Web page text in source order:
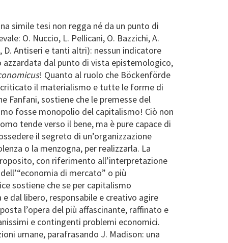
simile tesi non regga né da un punto di
O. Nuccio, L. Pellicani, O. Bazzichi, A.
D. Antiseri e tanti altri): nessun indicatore
azzardata dal punto di vista epistemologico,
! Quanto al ruolo che Böckenförde
criticato il materialismo e tutte le forme di
Fanfani, sostiene che le premesse del
fosse monopolio del capitalismo! Ciò non
tende verso il bene, ma è pure capace di
il segreto di un’organizzazione
o la menzogna, per realizzarla. La
con riferimento all’interpretazione
di mercato” o più
sostiene che se per capitalismo
dal libero, responsabile e creativo agire
l’opera del più affascinante, raffinato e
e contingenti problemi economici.
umane, parafrasando J. Madison: una